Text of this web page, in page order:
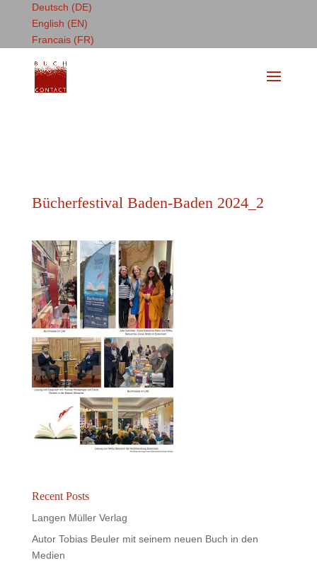
Deutsch (DE)
English (EN)
Francais (FR)
Bücherfestival Baden-Baden 2024_2
Recent Posts
Langen Müller Verlag
Autor Tobias Beuler mit seinem neuen Buch in den
Medien